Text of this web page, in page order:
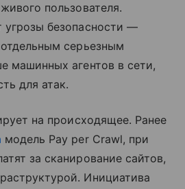
пользователя.
угрозы безопасности —
серьезным
машинных агентов в сети,
для атак.
на происходящее. Ранее
модель Pay per Crawl, при
за сканирование сайтов,
Инициатива